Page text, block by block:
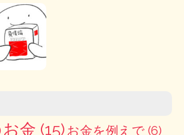
お金 (15) お金を例えで (6)